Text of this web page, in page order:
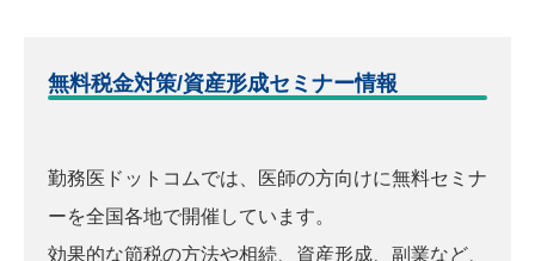
無料税金対策/資産形成セミナー情報
勤務医ドットコムでは、医師の方向けに無料セミナ
ーを全国各地で開催しています。
効果的な節税の方法や相続、資産形成、副業など、